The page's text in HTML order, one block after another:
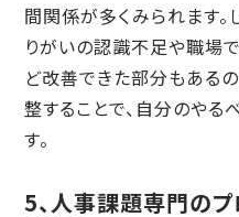
間関係が多くみられます
りがいの認識不足や職場
ど改善できた部分もある
整することで、自分のやる
す。
5、人事課題専門の